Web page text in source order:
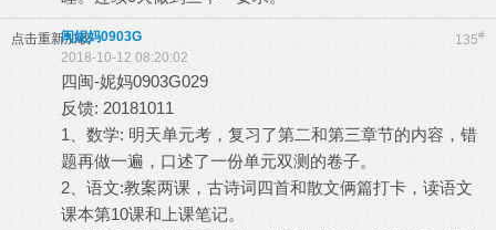
点击重新加载 135#
闽妮妈0903G
2018-10-12 08:20:02
四闽-妮妈0903G029
反馈: 20181011
1、数学: 明天单元考，复习了第二和第三章节的内容，错
题再做一遍，口述了一份单元双测的卷子。
2、语文:教案两课，古诗词四首和散文俩篇打卡，读语文
课本第10课和上课笔记。